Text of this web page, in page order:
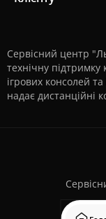
Сервісний центр
технічну
ігрових консолей
надає дистанційні